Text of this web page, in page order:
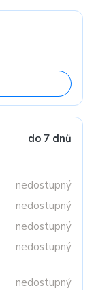
do 7 dnů
nedostupný
nedostupný
nedostupný
nedostupný
nedostupný